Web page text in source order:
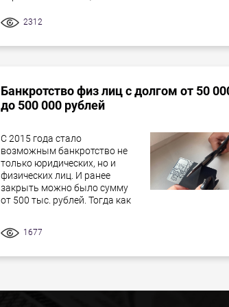
2312
Банкротство физ лиц с долгом от 50
до 500 000 рублей
С 2015 года стало
возможным банкротство не
только юридических, но и
физических лиц. И ранее
закрыть можно было сумму
от 500 тыс. рублей. Тогда как
1677